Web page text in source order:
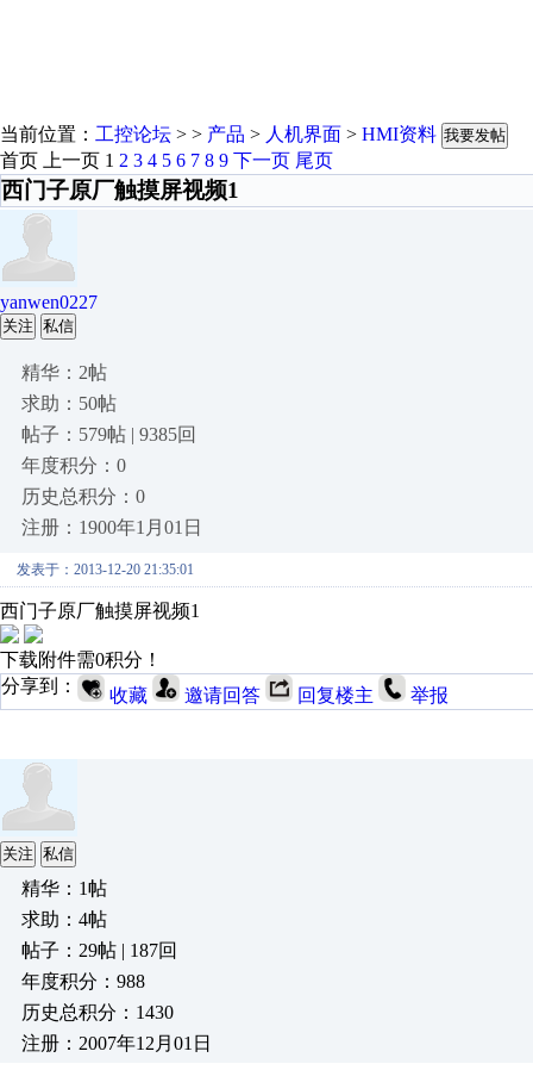
当前位置： 工控论坛 > > 产品 > 人机界面 > HMI资料 我要发帖
首页 上一页 1 2 3 4 5 6 7 8 9 下一页 尾页
西门子原厂触摸屏视频1
yanwen0227
关注 私信
精华：2帖
求助：50帖
帖子：579帖 | 9385回
年度积分：0
历史总积分：0
注册：1900年1月01日
发表于：2013-12-20 21:35:01
西门子原厂触摸屏视频1
下载附件需0积分！
分享到：
收藏 邀请回答 回复楼主 举报
关注 私信
精华：1帖
求助：4帖
帖子：29帖 | 187回
年度积分：988
历史总积分：1430
注册：2007年12月01日